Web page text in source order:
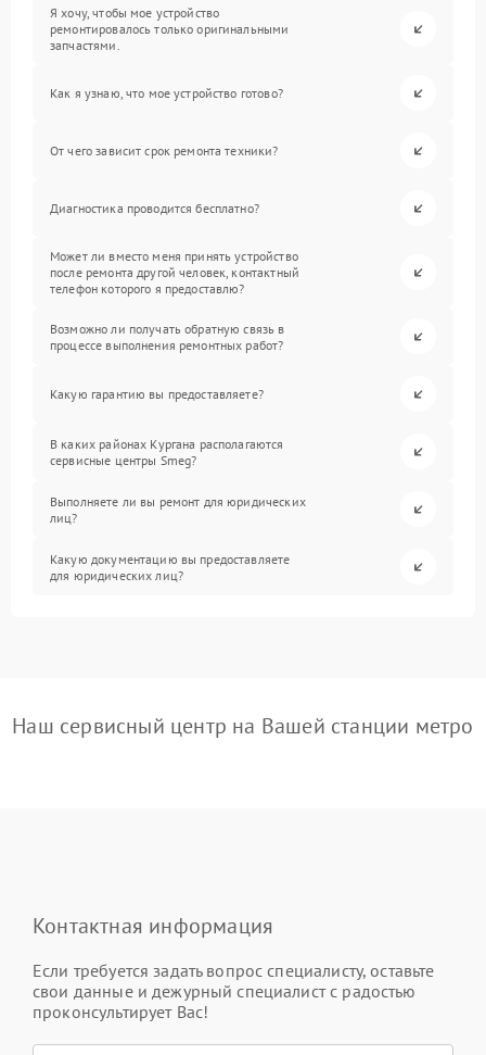
Я хочу, чтобы мое устройство
ремонтировалось только оригинальными
запчастями.
Как я узнаю, что мое устройство готово?
От чего зависит срок ремонта техники?
Диагностика проводится бесплатно?
Может ли вместо меня принять устройство
после ремонта другой человек, контактный
телефон которого я предоставлю?
Возможно ли получать обратную связь в
процессе выполнения ремонтных работ?
Какую гарантию вы предоставляете?
В каких районах Кургана располагаются
сервисные центры Smeg?
Выполняете ли вы ремонт для юридических
лиц?
Какую документацию вы предоставляете
для юридических лиц?
Наш сервисный центр на Вашей станции метро
Контактная информация
Если требуется задать вопрос специалисту, оставьте
свои данные и дежурный специалист с радостью
проконсультирует Вас!